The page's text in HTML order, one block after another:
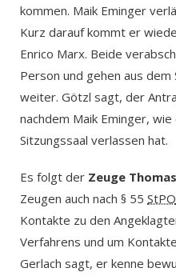
kommen. Maik Eminger
Kurz darauf kommt er
Enrico Marx. Beide
Person und gehen aus
weiter. Götzl sagt, der
nachdem Maik Eminger,
Sitzungssaal verlassen hat.
Es folgt der Zeuge
Zeugen auch nach § 55 StPO
Kontakte zu den
Verfahrens und um
Gerlach sagt, er kenne